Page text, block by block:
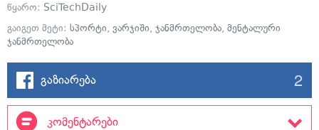
წყარო: SciTechDaily
გაიგეთ მეტი: სპორტი, ვარჯიში, ჯანმრთელობა, მენტალური
ჯანმრთელობა
გაზიარება 2
კომენტარები